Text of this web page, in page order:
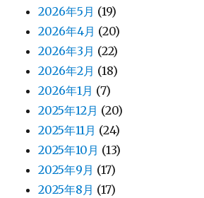
2026年5月 (19)
2026年4月 (20)
2026年3月 (22)
2026年2月 (18)
2026年1月 (7)
2025年12月 (20)
2025年11月 (24)
2025年10月 (13)
2025年9月 (17)
2025年8月 (17)